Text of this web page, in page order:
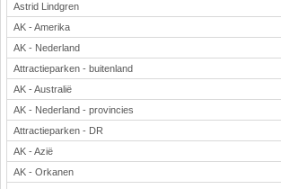
Astrid Lindgren
AK - Amerika
AK - Nederland
Attractieparken - buitenland
AK - Australië
AK - Nederland - provincies
Attractieparken - DR
AK - Azië
AK - Orkanen